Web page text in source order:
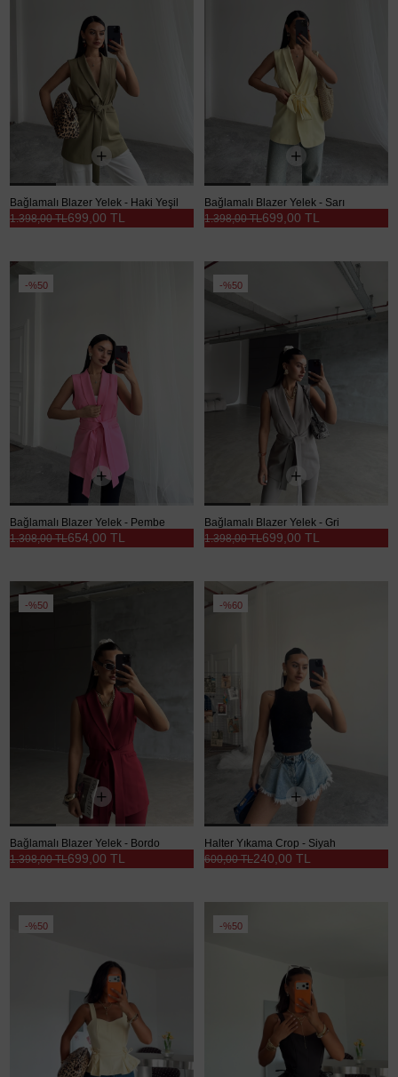
Bağlamalı Blazer Yelek - Haki Yeşil
699,00 TL
1.398,00 TL
Bağlamalı Blazer Yelek - Sarı
699,00 TL
1.398,00 TL
%50
Bağlamalı Blazer Yelek - Pembe
654,00 TL
1.308,00 TL
%50
Bağlamalı Blazer Yelek - Gri
699,00 TL
1.398,00 TL
%50
Bağlamalı Blazer Yelek - Bordo
699,00 TL
1.398,00 TL
%60
Halter Yıkama Crop - Siyah
240,00 TL
600,00 TL
%50 %50